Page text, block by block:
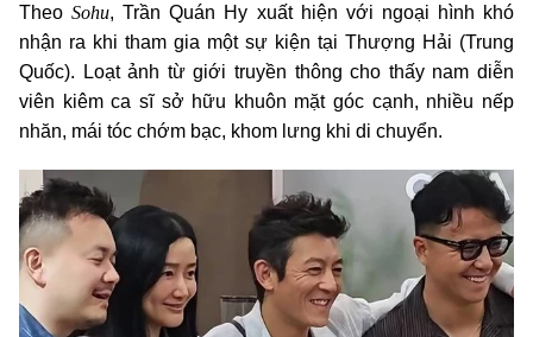
TheoSohu, Trần Quán Hy xuất hiện với ngoại hình khó
nhận ra khi tham gia một sự kiện tại Thượng Hải (Trung
Quốc). Loạt ảnh từ giới truyền thông cho thấy nam diễn
viên kiêm ca sĩ sở hữu khuôn mặt góc cạnh, nhiều nếp
nhăn, mái tóc chớm bạc, khom lưng khi di chuyển.